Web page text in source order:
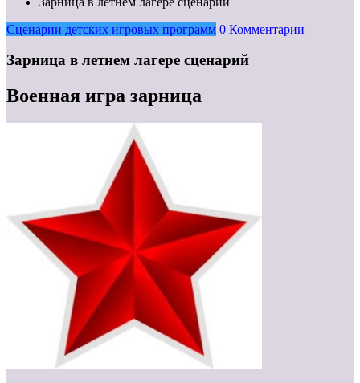
Сценарии детских игровых программ 0 Комментарии
Зарница в летнем лагере сценарий
Военная игра зарница